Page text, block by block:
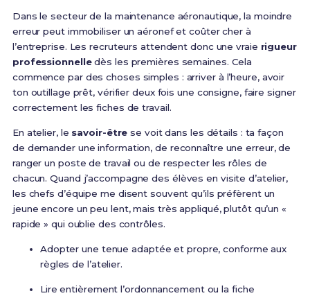
Dans le secteur de la maintenance aéronautique, la moindre
erreur peut immobiliser un aéronef et coûter cher à
l’entreprise. Les recruteurs attendent donc une vraie rigueur
professionnelledès les premières semaines. Cela
commence par des choses simples : arriver à l’heure, avoir
ton outillage prêt, vérifier deux fois une consigne, faire signer
correctement les fiches de travail.
En atelier, le savoir-être se voit dans les détails : ta façon
de demander une information, de reconnaître une erreur, de
ranger un poste de travail ou de respecter les rôles de
chacun. Quand j’accompagne des élèves en visite d’atelier,
les chefs d’équipe me disent souvent qu’ils préfèrent un
jeune encore un peu lent, mais très appliqué, plutôt qu’un «
rapide » qui oublie des contrôles.
Adopter une tenue adaptée et propre, conforme aux
règles de l’atelier.
Lire entièrement l’ordonnancement ou la fiche